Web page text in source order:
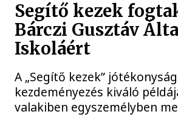
Segítő kezek
Bárczi Gusztáv
Iskoláért
A „Segítő kezek”
kezdeményezés kiváló
valakiben egyszemélyben